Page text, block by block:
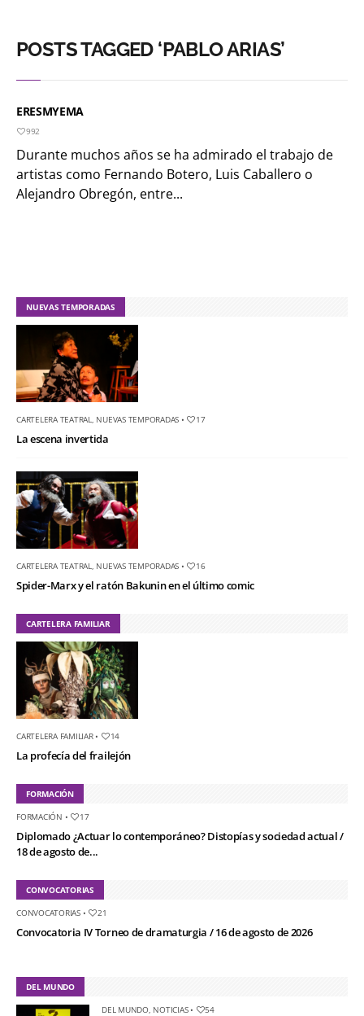
POSTS TAGGED ‘PABLO ARIAS’
ERESMYEMA
992
Durante muchos años se ha admirado el trabajo de
artistas como Fernando Botero, Luis Caballero o
Alejandro Obregón, entre...
NUEVAS TEMPORADAS
CARTELERA TEATRAL NUEVAS TEMPORADAS • 17
La escena invertida
CARTELERA TEATRAL NUEVAS TEMPORADAS • 16
Spider-Marx y el ratón Bakunin en el último comic
CARTELERA FAMILIAR
CARTELERA FAMILIAR• 14
La profecía del frailejón
FORMACIÓN
FORMACIÓN • 17
Diplomado ¿Actuar lo contemporáneo? Distopías y sociedad actual /
18 de agosto de...
CONVOCATORIAS
CONVOCATORIAS• 21
Convocatoria IV Torneo de dramaturgia / 16 de agosto de 2026
DEL MUNDO
DEL MUNDO, NOTICIAS• 54